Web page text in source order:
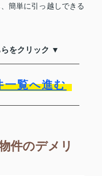
簡単に引っ越しできる
をクリック ▼
一覧へ進む
件のデメリ